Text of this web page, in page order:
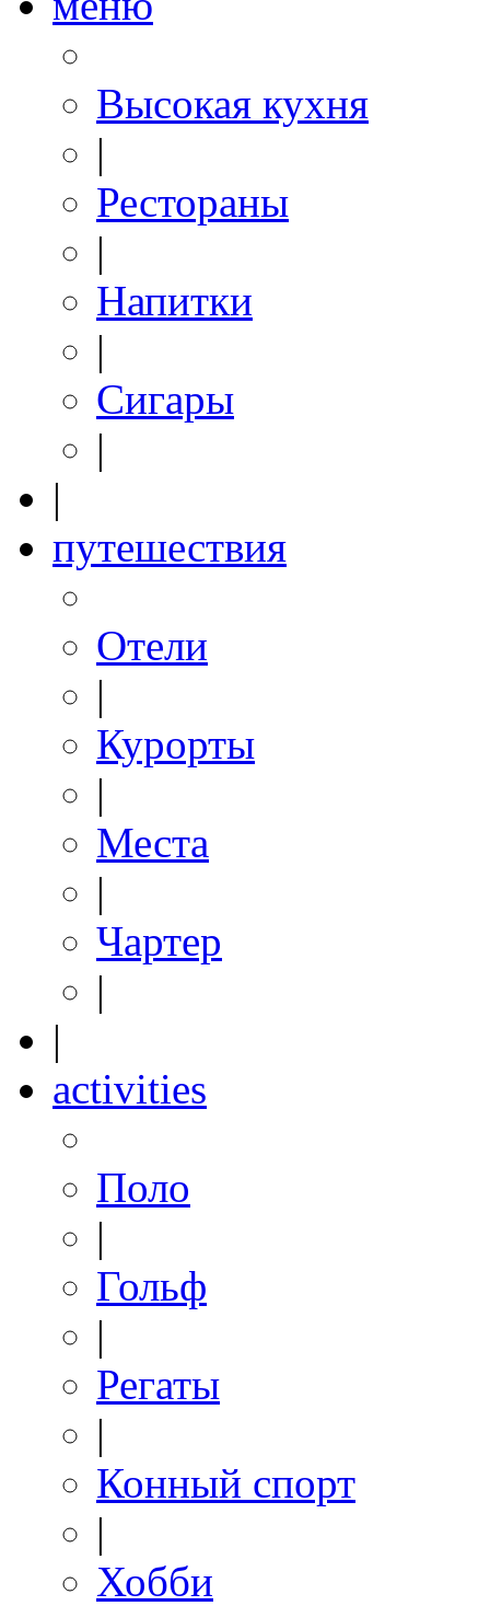
Высокая кухня
|
Рестораны
|
Напитки
|
Сигары
|
|
путешествия
Отели
|
Курорты
|
Места
|
Чартер
|
|
activities
Поло
|
Гольф
|
Регаты
|
Конный спорт
|
Хобби